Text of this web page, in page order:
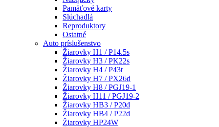
Pamäťové karty
Slúchadlá
Reproduktory
Ostatné
Auto príslušenstvo
Žiarovky H1 / P14.5s
Žiarovky H3 / PK22s
Žiarovky H4 / P43t
Žiarovky H7 / PX26d
Žiarovky H8 / PGJ19-1
Žiarovky H11 / PGJ19-2
Žiarovky HB3 / P20d
Žiarovky HB4 / P22d
Žiarovky HP24W